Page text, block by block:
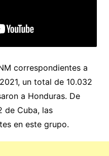
correspondientes a
un total de 10.032
a Honduras. De
de Cuba, las
en este grupo.